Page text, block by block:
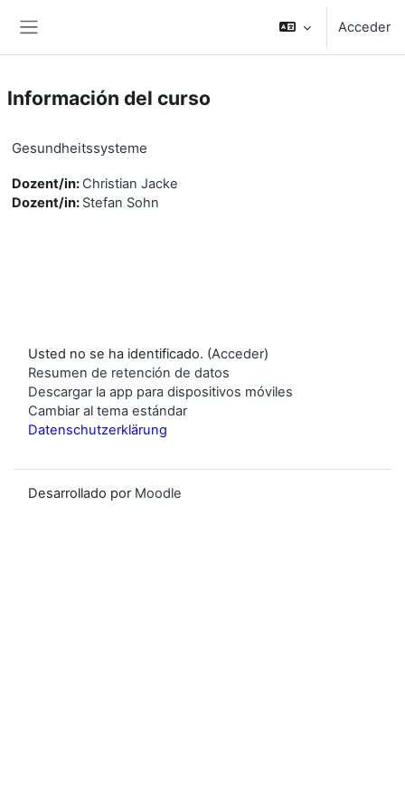
Acceder
Información del curso
Gesundheitssysteme
Dozent/in: Christian Jacke
Dozent/in: Stefan Sohn
Usted no se ha identificado. (Acceder)
Resumen de retención de datos
Descargar la app para dispositivos móviles
Cambiar al tema estándar
Datenschutzerklärung
Desarrollado por Moodle